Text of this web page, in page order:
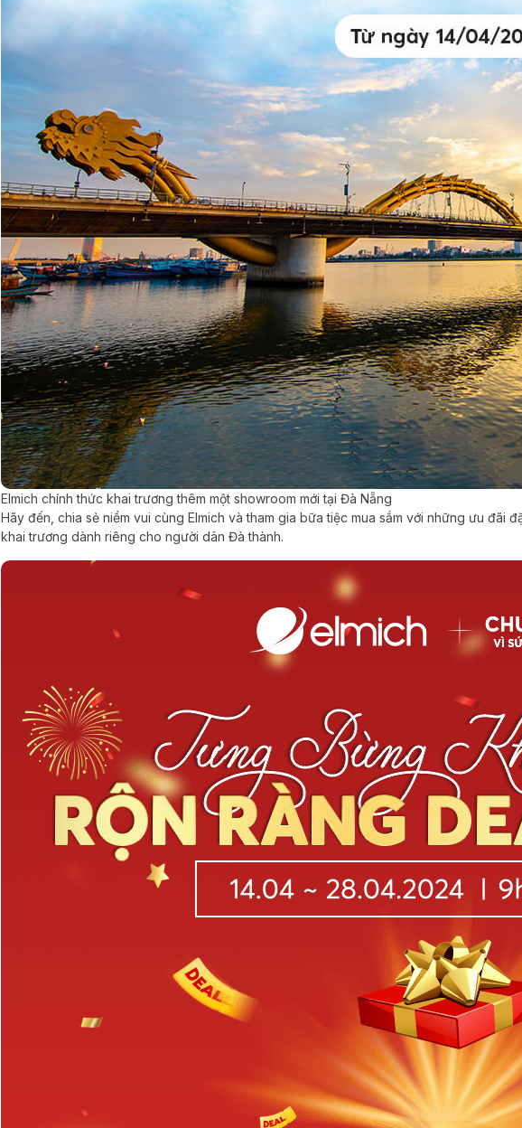
Elmich chính thức khai trương thêm một showroom mới tại Đà Nẵng
Hãy đến, chia sẻ niềm vui cùng Elmich và tham gia bữa tiệc mua sắm với những ưu đãi
khai trương dành riêng cho người dân Đà thành.